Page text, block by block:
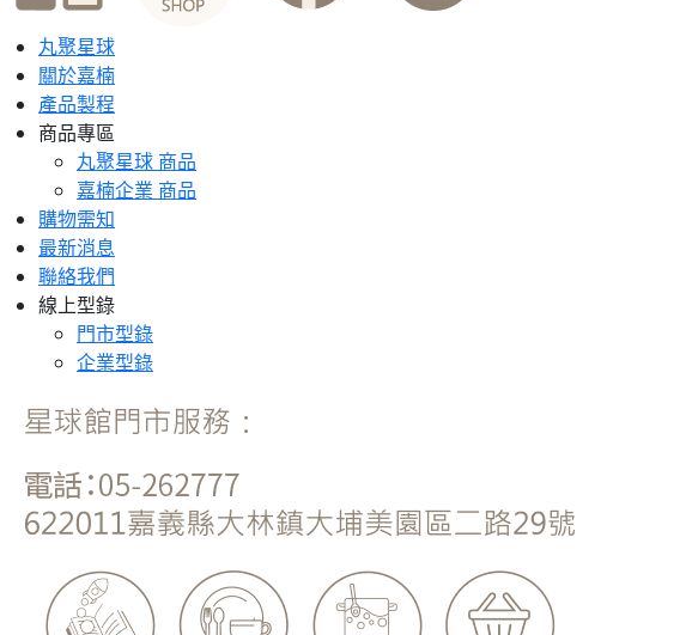
丸聚星球
關於嘉楠
產品製程
商品專區
丸聚星球 商品
嘉楠企業 商品
購物需知
最新消息
聯絡我們
線上型錄
門市型錄
企業型錄